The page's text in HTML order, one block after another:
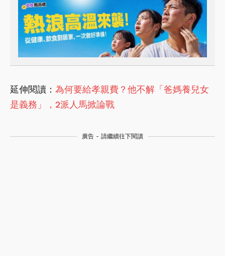
延伸閱讀： 為何要給孝親費？他不解「爸媽養兒女
是義務」，2派人馬掀論戰
廣告 - 請繼續往下閱讀